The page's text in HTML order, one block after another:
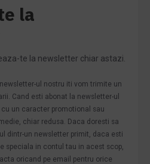
la
te la newsletter chiar astazi.
ul nostru iti vom trimite un
Cand esti abonat la newsletter-ul
un caracter promotional sau
chiar redusa. Daca doresti sa
dintr-un newsletter primit, daca esti
speciala in contul tau in acest scop,
oricand pe email pentru orice